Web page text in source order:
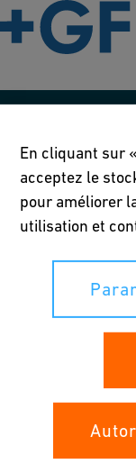
Conditions
Déclaration de
Vos droits
Conditions
En cliquant sur
acceptez le
pour améliorer
utilisation et